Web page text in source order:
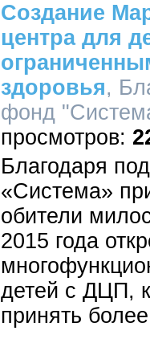
Создание
центра для
здоровья,
фонд
Благодаря
«Система»
обители
2015 года
детей с ДЦП,
принять